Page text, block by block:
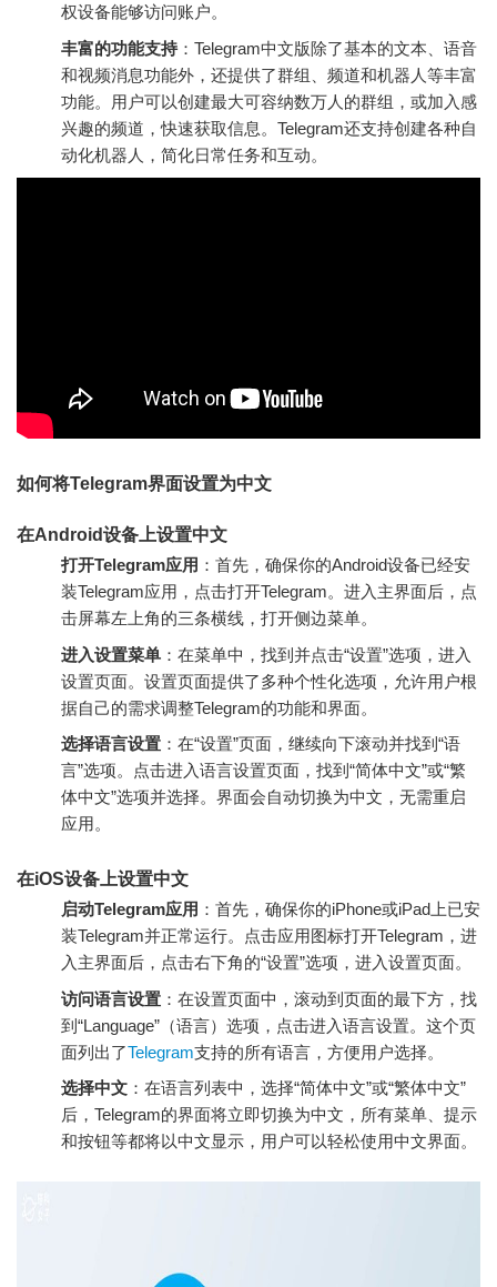
权设备能够访问账户。
丰富的功能支持：Telegram中文版除了基本的文本、语音
和视频消息功能外，还提供了群组、频道和机器人等丰富
功能。用户可以创建最大可容纳数万人的群组，或加入感
兴趣的频道，快速获取信息。Telegram还支持创建各种自
动化机器人，简化日常任务和互动。
如何将Telegram界面设置为中文
在Android设备上设置中文
打开Telegram应用 ：首先，确保你的Android设备已经安
装Telegram应用，点击打开Telegram。进入主界面后，点
击屏幕左上角的三条横线，打开侧边菜单。
进入设置菜单 ：在菜单中，找到并点击“设置”选项，进入
设置页面。设置页面提供了多种个性化选项，允许用户根
据自己的需求调整Telegram的功能和界面。
选择语言设置 ：在“设置”页面，继续向下滚动并找到“语
言”选项。点击进入语言设置页面，找到“简体中文”或“繁
体中文”选项并选择。界面会自动切换为中文，无需重启
应用。
在iOS设备上设置中文
启动Telegram应用 ：首先，确保你的iPhone或iPad上已安
装Telegram并正常运行。点击应用图标打开Telegram，进
入主界面后，点击右下角的“设置”选项，进入设置页面。
访问语言设置 ：在设置页面中，滚动到页面的最下方，找
到“Language”（语言）选项，点击进入语言设置。这个页
面列出了Telegram支持的所有语言，方便用户选择。
选择中文 ：在语言列表中，选择“简体中文”或“繁体中文”
后，Telegram的界面将立即切换为中文，所有菜单、提示
和按钮等都将以中文显示，用户可以轻松使用中文界面。